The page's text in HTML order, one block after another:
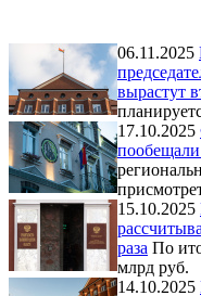
06.11.2025
вырастут
17.10.2025
15.10.2025
раза По
млрд руб.
14.10.2025